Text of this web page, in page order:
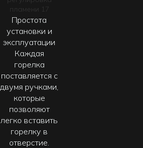
Простота
установки и
эксплуатации
Каждая
горелка
поставляется с
двумя ручками,
которые
позволяют
легко вставить
горелку в
отверстие.